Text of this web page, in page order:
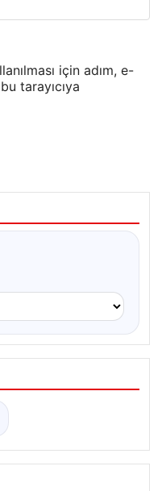
için adım, e-
tarayıcıya